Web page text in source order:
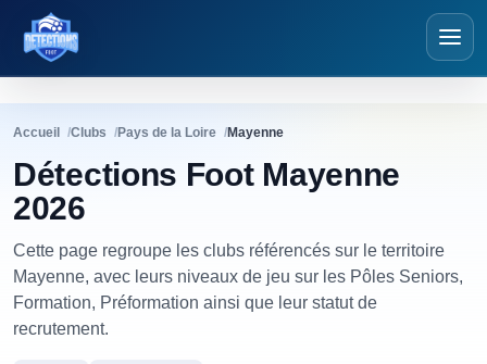
Détections Foot
Accueil Clubs Pays de la Loire Mayenne
Détections Foot Mayenne
2026
Cette page regroupe les clubs référencés sur le territoire
Mayenne, avec leurs niveaux de jeu sur les Pôles Seniors,
Formation, Préformation ainsi que leur statut de
recrutement.